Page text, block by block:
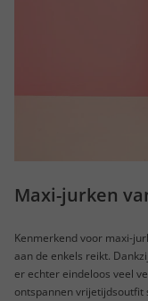
Maxi-jurken
Kenmerkend voor maxi-
aan de enkels reikt.
er echter eindeloos veel
ontspannen vrijetijdsoutfit